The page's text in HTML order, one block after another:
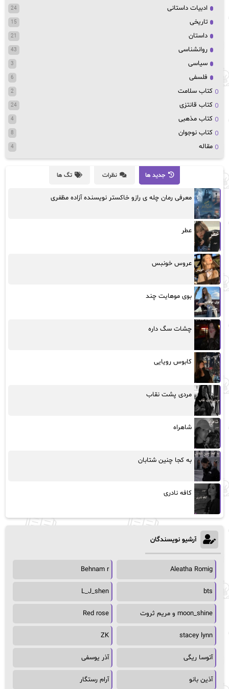
ادبیات داستانی 24
تاریخی 15
داستان 21
روانشناسی 43
سیاسی 3
فلسفی 6
کتاب سلامت 2
کتاب قانتزی 24
کتاب مذهبی 4
کتاب نوجوان 8
مقاله 4
جدید ها نظرات تگ ها
معرفی رمان چله ی رازو خاکستر نویسنده آزاده مظفری
عطر
عروس خونبس
بوی موهایت چند
چشات سگ داره
کابوس رویایی
مردی پشت نقاب
شاهراه
به کجا چنین شتابان
کافه نادری
آرشیو نویسندگان
Aleatha Romig
Behnam r
bts
L_J_shen
moon_shine و مریم ثروت Red rose
stacey lynn
ZK
آتوسا ریگی آذر یوسفی
آذین بانو آرام رستگار